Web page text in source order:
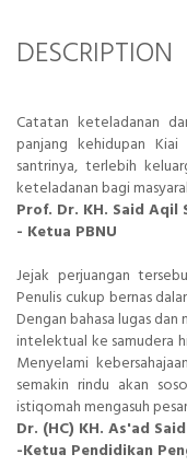
DESCRIPTION
Catatan keteladanan
panjang kehidupan
santrinya, terlebih
keteladanan bagi
Prof. Dr. KH. Said Aqil
- Ketua PBNU
Jejak perjuangan
Penulis cukup bernas
Dengan bahasa lugas
intelektual ke samudera
Menyelami
semakin rindu akan
istiqomah mengasuh
Dr. (HC) KH. As'ad
-Ketua Pendidikan